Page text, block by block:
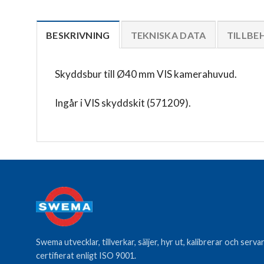
BESKRIVNING TEKNISKA DATA
Skyddsbur till Ø40 mm VIS kamerahuvud.
Ingår i VIS skyddskit (571209).
Swema utvecklar, tillverkar, säljer, hyr ut, kalibrerar och
certifierat enligt ISO 9001.